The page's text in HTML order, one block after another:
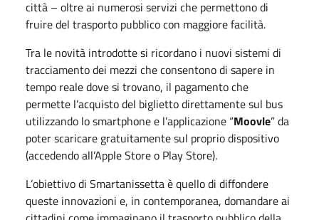
città – oltre ai numerosi servizi che permettono di
fruire del trasporto pubblico con maggiore facilità.
Tra le novità introdotte si ricordano i nuovi sistemi di
tracciamento dei mezzi che consentono di sapere in
tempo reale dove si trovano, il pagamento che
permette l’acquisto del biglietto direttamente sul bus
utilizzando lo smartphone e l’applicazione “Moovle” da
poter scaricare gratuitamente sul proprio dispositivo
(accedendo all’Apple Store o Play Store).
L’obiettivo di Smartanissetta è quello di diffondere
queste innovazioni e, in contemporanea, domandare ai